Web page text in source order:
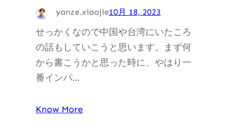
yanze.xiaojie10月 18, 2023
せっかくなので中国や台湾にいたころ
の話もしていこうと思います。まず何
から書こうかと思った時に、やはり一
番インパ…
Know More